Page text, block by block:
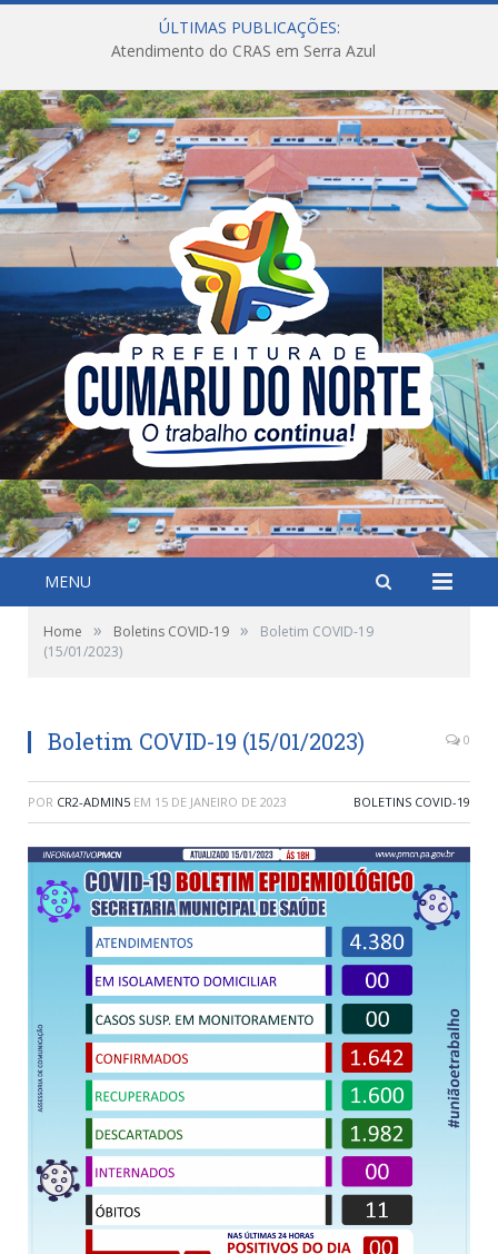
ÚLTIMAS PUBLICAÇÕES:
Atendimento do CRAS em Serra Azul
MENU
Home » Boletins COVID-19 »
Boletim COVID-19
(15/01/2023)
Boletim COVID-19 (15/01/2023) 0
POR CR2-ADMIN5 EM 15 DE JANEIRO DE 2023 BOLETINS COVID-19